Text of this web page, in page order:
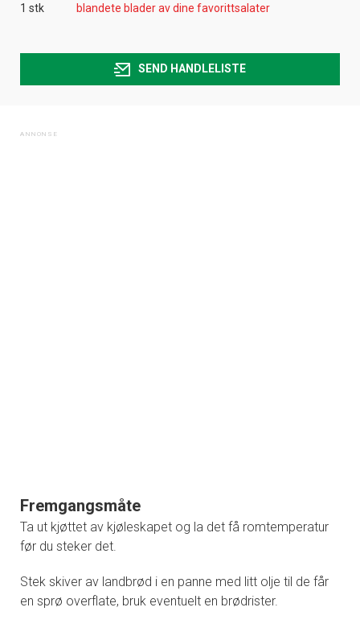
1 stk
blandete blader av dine favorittsalater
SEND HANDLELISTE
Fremgangsmåte
Ta ut kjøttet av kjøleskapet og la det få romtemperatur
før du steker det.
Stek skiver av landbrød i en panne med litt olje til de får
en sprø overflate, bruk eventuelt en brødrister.